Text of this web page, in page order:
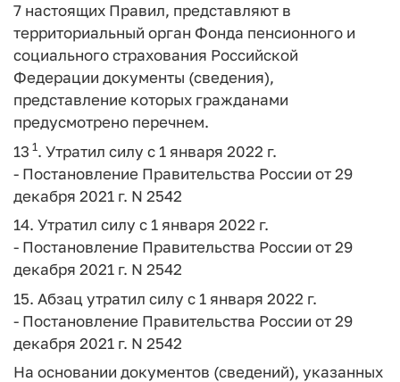
7 настоящих Правил, представляют в
территориальный орган Фонда пенсионного и
социального страхования Российской
Федерации документы (сведения),
представление которых гражданами
предусмотрено перечнем.
13 1. Утратил силу с 1 января 2022 г.
- Постановление Правительства России от 29
декабря 2021 г. N 2542
14. Утратил силу с 1 января 2022 г.
- Постановление Правительства России от 29
декабря 2021 г. N 2542
15. Абзац утратил силу с 1 января 2022 г.
- Постановление Правительства России от 29
декабря 2021 г. N 2542
На основании документов (сведений), указанных